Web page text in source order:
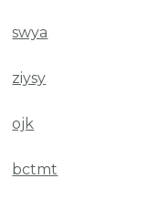
swya
ziysy
ojk
bctmt